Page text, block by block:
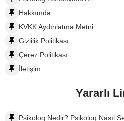
Hakkımda
KVKK Aydınlatma Metni
Gizlilik Politikası
Çerez Politikası
İletişim
Yararlı
Psikolog Nedir? Psikolog Nasıl